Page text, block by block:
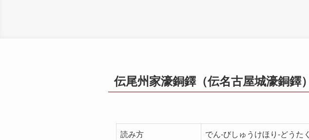
伝尾州家濠銅鐸（伝名古屋城濠銅鐸）
読み方
でん-びしゅうけほり-どうたく